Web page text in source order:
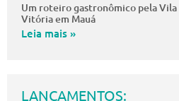
Um roteiro gastronômico pela Vila
Vitória em Mauá
Leia mais »
LANÇAMENTOS: